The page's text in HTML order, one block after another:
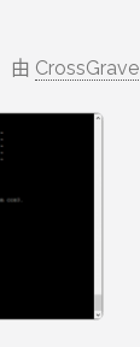
由 CrossGrave